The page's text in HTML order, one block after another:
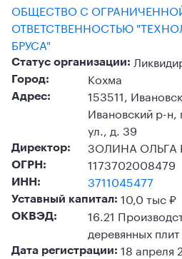
ОБЩЕСТВО С
ОТВЕТСТВЕННОСТЬЮ
БРУСА"
Статус организации:
Город: Кохма
Адрес:
153511,
Ивановский р-н,
ул., д. 39
Директор: ЗОЛИНА ОЛЬГА
ОГРН: 1173702008479
ИНН: 3711045477
Уставный капитал: 10,0 тыс ₽
ОКВЭД:
16.21
деревянных
Дата регистрации: 18 апреля